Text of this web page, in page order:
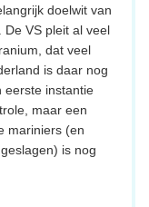
doelwit van
VS pleit al veel
dat veel
is daar nog
eerste instantie
maar een
mariniers (en
is nog